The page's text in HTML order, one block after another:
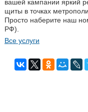
вашей кампании яркий
щиты в точках
Просто наберите наш
РФ).
Все услуги